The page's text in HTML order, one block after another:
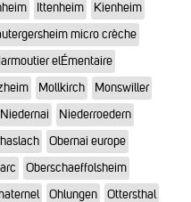
Ittenheim
Kienheim
micro crèche
elÉmentaire
Mollkirch
Monswiller
Niedernai
Niederroedern
Obernai europe
Oberschaeffolsheim
Ohlungen Ottersthal